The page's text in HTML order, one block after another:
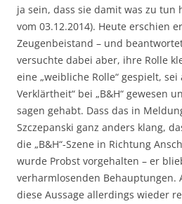
ja sein, dass sie damit was zu tun
vom 03.12.2014). Heute erschien
Zeugenbeistand – und
versuchte dabei aber, ihre Rolle
eine „weibliche Rolle“ gespielt,
Verklärtheit“ bei „B&H“ gewesen
sagen gehabt. Dass das in
Szczepanski ganz anders klang,
die „B&H“-Szene in Richtung
wurde Probst vorgehalten – er
verharmlosenden Behauptungen.
diese Aussage allerdings wieder